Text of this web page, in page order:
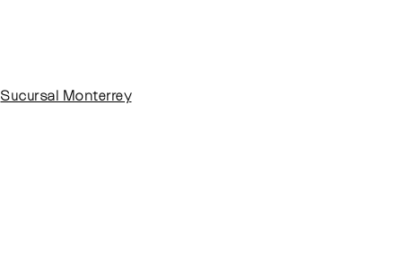
Sucursal Monterrey